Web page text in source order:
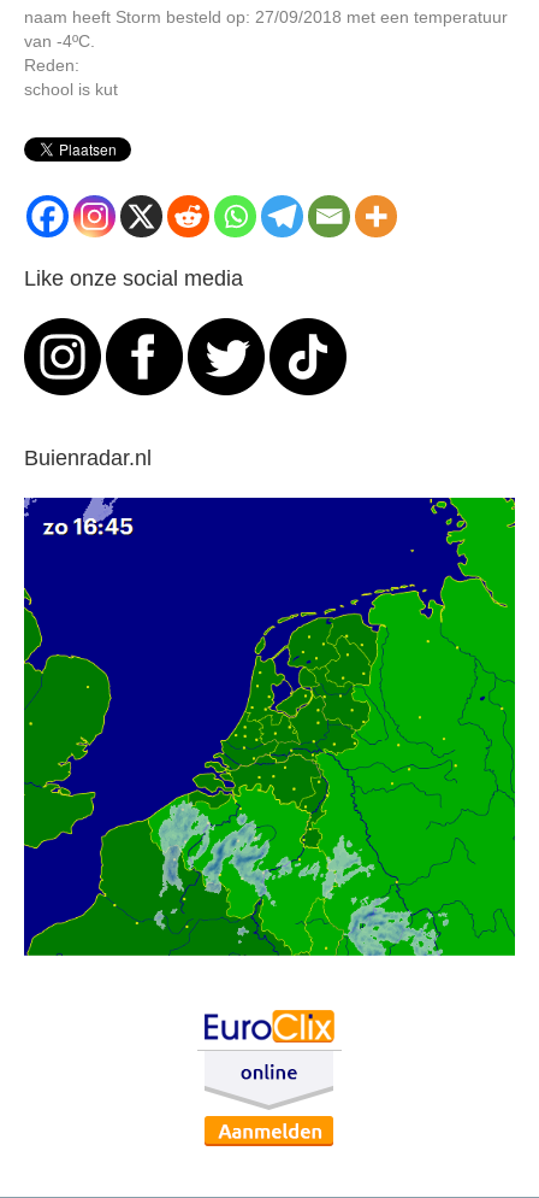
naam heeft Storm besteld op: 27/09/2018 met een temperatuur
van -4ºC.
Reden:
school is kut
Like onze social media
Buienradar.nl